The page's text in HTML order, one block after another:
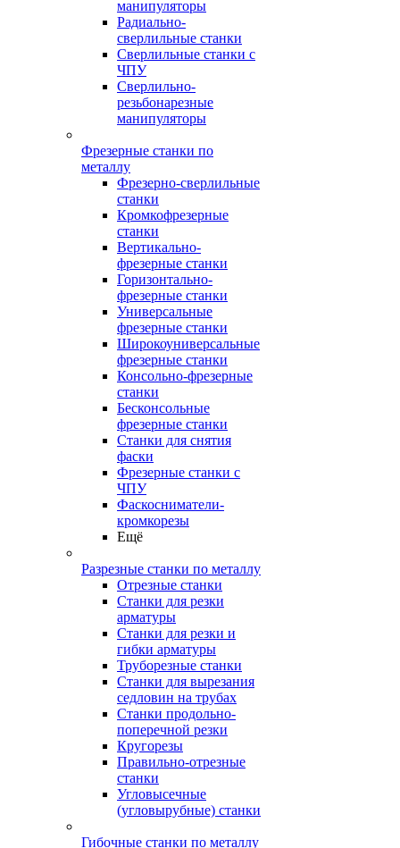
манипуляторы
Радиально-
сверлильные станки
Сверлильные станки с
ЧПУ
Сверлильно-
резьбонарезные
манипуляторы
Фрезерные станки по
металлу
Фрезерно-сверлильные
станки
Кромкофрезерные
станки
Вертикально-
фрезерные станки
Горизонтально-
фрезерные станки
Универсальные
фрезерные станки
Широкоуниверсальные
фрезерные станки
Консольно-фрезерные
станки
Бесконсольные
фрезерные станки
Станки для снятия
фаски
Фрезерные станки с
ЧПУ
Фаскосниматели-
кромкорезы
Ещё
Разрезные станки по металлу
Отрезные станки
Станки для резки
арматуры
Станки для резки и
гибки арматуры
Труборезные станки
Станки для вырезания
седловин на трубаx
Станки продольно-
поперечной резки
Кругорезы
Правильно-отрезные
станки
Угловысечные
(угловырубные) станки
Гибочные станки по металлу